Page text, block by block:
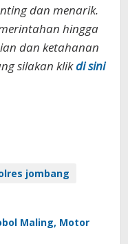
dan menarik.
hingga
dan ketahanan
silakan klikdi sini
jombang
Maling, Motor